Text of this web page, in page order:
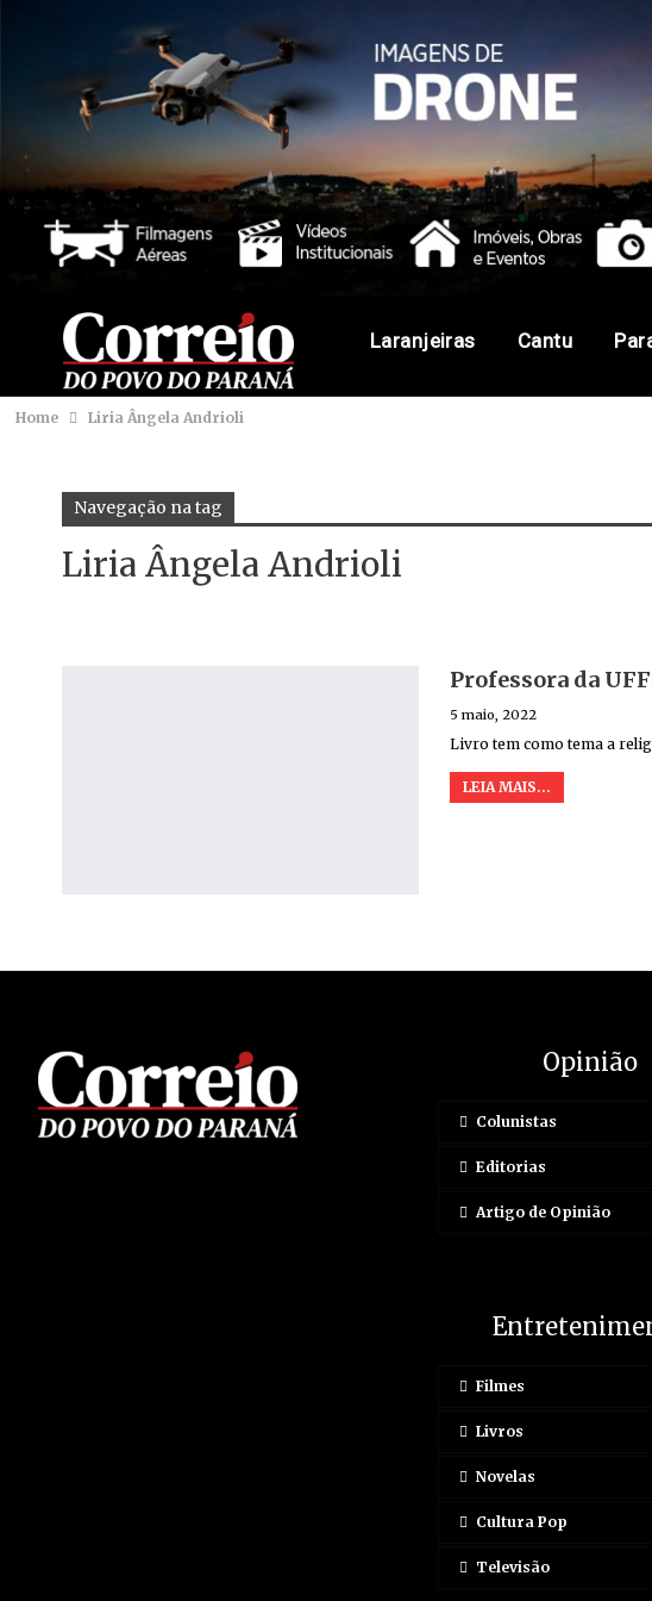
Laranjeiras Cantu
Home Liria Ângela Andrioli
Navegação na tag
Liria Ângela Andrioli
Professora da
5 maio, 2022
Livro tem como tema a
LEIA MAIS...
Opinião
Colunistas
Editorias
Artigo de Opinião
Filmes
Livros
Novelas
Cultura Pop
Televisão